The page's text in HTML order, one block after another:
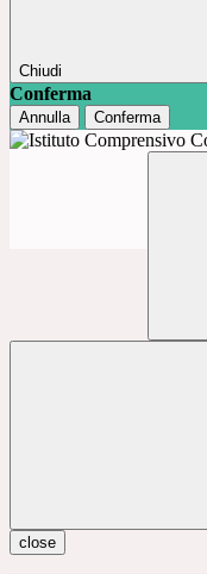
Chiudi
Conferma
Annulla Conferma
close